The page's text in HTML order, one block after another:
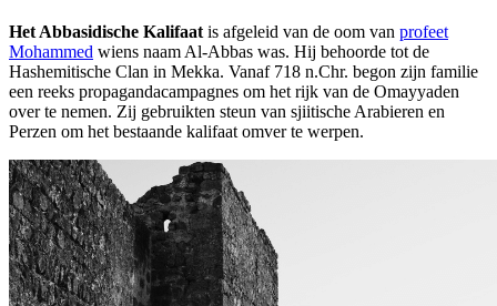
Het Abbasidische Kalifaat is afgeleid van de oom van profeet
Mohammed wiens naam Al-Abbas was. Hij behoorde tot de
Hashemitische Clan in Mekka. Vanaf 718 n.Chr. begon zijn familie
een reeks propagandacampagnes om het rijk van de Omayyaden
over te nemen. Zij gebruikten steun van sjiitische Arabieren en
Perzen om het bestaande kalifaat omver te werpen.